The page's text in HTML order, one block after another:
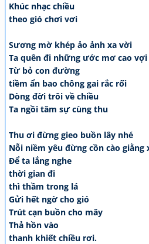
Khúc nhạc chiều
theo gió chơi vơi
Sương mờ khép ảo ảnh xa vời
Ta quên đi những ước mơ cao vợi
Từ bỏ con đường
tiềm ẩn bao chông gai rắc rối
Dòng đời trôi về chiều
Ta ngồi tâm sự cùng thu
Thu ơi đừng gieo buồn lây nhé
Nỗi niềm yêu đừng cồn cào giằng
Để ta lắng nghe
thời gian đi
thì thầm trong lá
Gửi hết ngờ cho gió
Trút cạn buồn cho mây
Thả hồn vào
thanh khiết chiều rơi.